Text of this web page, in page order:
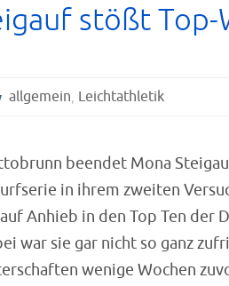
stößt Top-
allgemein, Leichtathletik
beendet Mona
in ihrem zweiten
Anhieb in den Top Ten der
war sie gar nicht so ganz
wenige Wochen